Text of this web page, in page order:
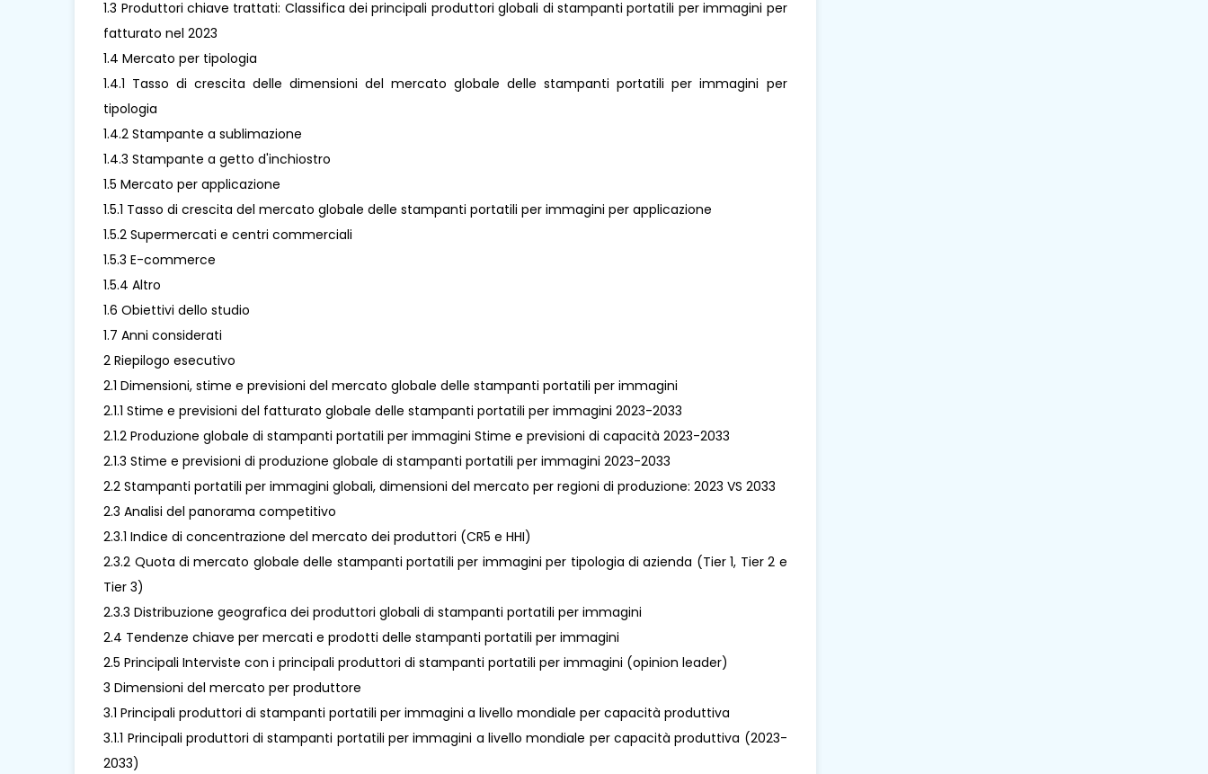
1.3 Produttori chiave trattati: Classifica dei principali produttori globali di stampanti portatili per immagini per
fatturato nel 2023
1.4 Mercato per tipologia
1.4.1 Tasso di crescita delle dimensioni del mercato globale delle stampanti portatili per immagini per
tipologia
1.4.2 Stampante a sublimazione
1.4.3 Stampante a getto d'inchiostro
1.5 Mercato per applicazione
1.5.1 Tasso di crescita del mercato globale delle stampanti portatili per immagini per applicazione
1.5.2 Supermercati e centri commerciali
1.5.3 E-commerce
1.5.4 Altro
1.6 Obiettivi dello studio
1.7 Anni considerati
2 Riepilogo esecutivo
2.1 Dimensioni, stime e previsioni del mercato globale delle stampanti portatili per immagini
2.1.1 Stime e previsioni del fatturato globale delle stampanti portatili per immagini 2023-2033
2.1.2 Produzione globale di stampanti portatili per immagini Stime e previsioni di capacità 2023-2033
2.1.3 Stime e previsioni di produzione globale di stampanti portatili per immagini 2023-2033
2.2 Stampanti portatili per immagini globali, dimensioni del mercato per regioni di produzione: 2023 VS 2033
2.3 Analisi del panorama competitivo
2.3.1 Indice di concentrazione del mercato dei produttori (CR5 e HHI)
2.3.2 Quota di mercato globale delle stampanti portatili per immagini per tipologia di azienda (Tier 1, Tier 2 e
Tier 3)
2.3.3 Distribuzione geografica dei produttori globali di stampanti portatili per immagini
2.4 Tendenze chiave per mercati e prodotti delle stampanti portatili per immagini
2.5 Principali Interviste con i principali produttori di stampanti portatili per immagini (opinion leader)
3 Dimensioni del mercato per produttore
3.1 Principali produttori di stampanti portatili per immagini a livello mondiale per capacità produttiva
3.1.1 Principali produttori di stampanti portatili per immagini a livello mondiale per capacità produttiva (2023-
2033)